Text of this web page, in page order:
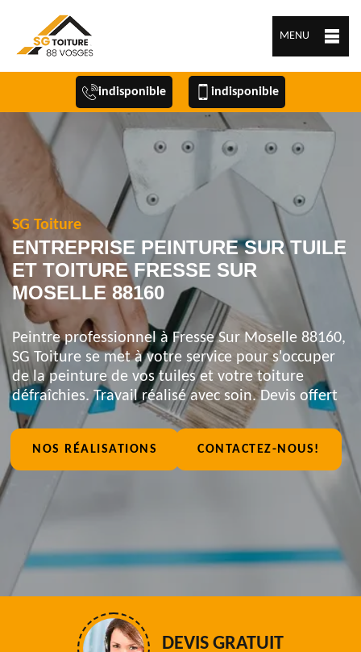
MENU
indisponible indisponible
SG Toiture
ENTREPRISE PEINTURE SUR TUILE
ET TOITURE FRESSE SUR
MOSELLE 88160
Peintre professionnel à Fresse Sur Moselle 88160,
SG Toiture se met à votre service pour s'occuper
de la peinture de vos tuiles et votre toiture
défraîchies. Travail réalisé avec soin. Devis offert
NOS RÉALISATIONS CONTACTEZ-NOUS!
DEVIS GRATUIT